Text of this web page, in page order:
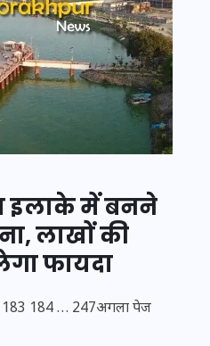
इलाके में बनने
लाखों की
फायदा
183 184… 247अगला पेज